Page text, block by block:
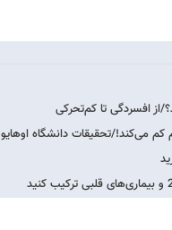
افسردگی تا کم‌تحرکی
می‌کند!/تحقیقات دانشگاه اوهایو